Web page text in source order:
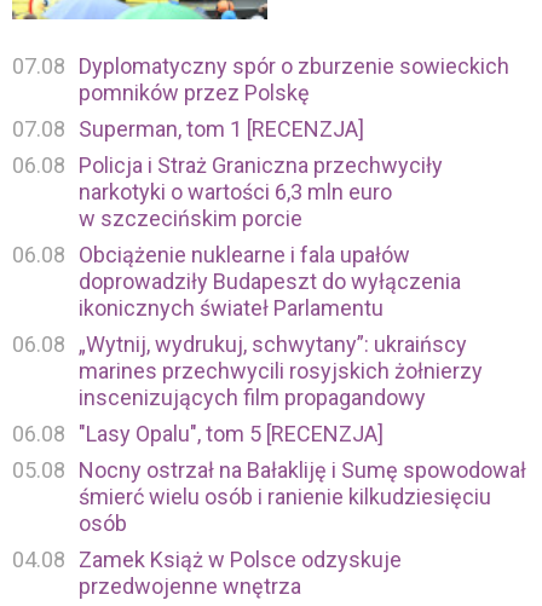
07.08
Dyplomatyczny spór o zburzenie sowieckich
pomników przez Polskę
07.08
Superman, tom 1 [RECENZJA]
06.08
Policja i Straż Graniczna przechwyciły
narkotyki o wartości 6,3 mln euro
w szczecińskim porcie
06.08
Obciążenie nuklearne i fala upałów
doprowadziły Budapeszt do wyłączenia
ikonicznych świateł Parlamentu
06.08
„Wytnij, wydrukuj, schwytany”: ukraińscy
marines przechwycili rosyjskich żołnierzy
inscenizujących film propagandowy
06.08
"Lasy Opalu", tom 5 [RECENZJA]
05.08
Nocny ostrzał na Bałakliję i Sumę spowodował
śmierć wielu osób i ranienie kilkudziesięciu
osób
04.08
Zamek Książ w Polsce odzyskuje
przedwojenne wnętrza